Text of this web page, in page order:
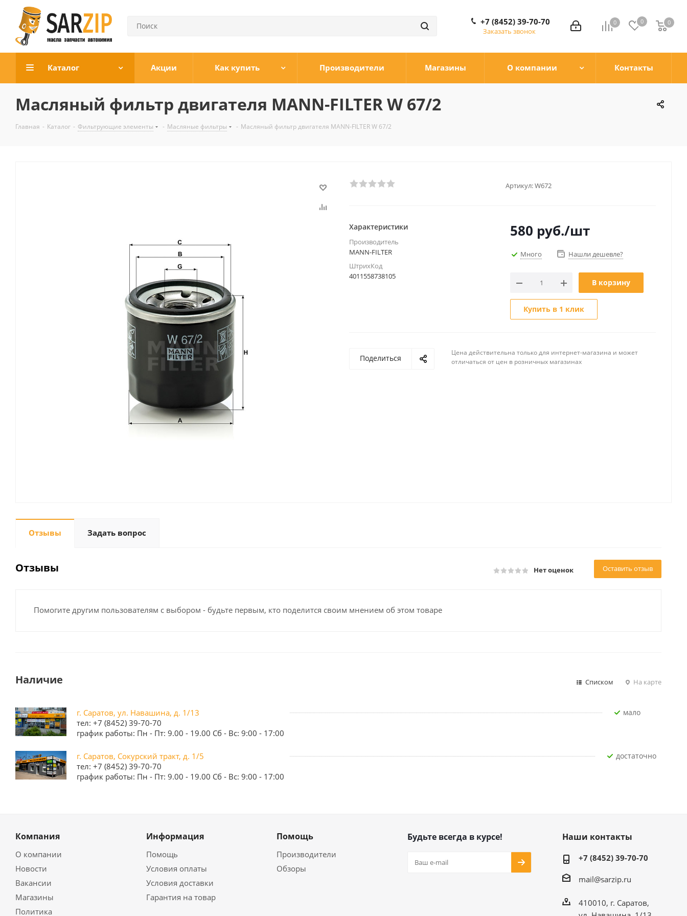
0 0 0
0
+7 (8452) 39-70-70
Заказать звонок
Каталог Акции Как купить Производители Магазины О компании Контакты
Масляный фильтр двигателя MANN-FILTER W 67/2
Главная - Каталог - Фильтрующие элементы - Масляные фильтры - Масляный фильтр двигателя MANN-FILTER W 67/2
Артикул:W672
Характеристики
Производитель
MANN-FILTER
ШтрихКод
4011558738105
580 руб./шт
Много Нашли дешевле?
В корзину
Купить в 1 клик
Поделиться
Цена действительна только для интернет-магазина и может
отличаться от цен в розничных магазинах
Отзывы Задать вопрос
Отзывы Нет оценок Оставить отзыв
Помогите другим пользователям с выбором - будьте первым, кто поделится своим мнением об этом товаре
Наличие Списком На карте
г. Саратов, ул. Навашина, д. 1/13
тел: +7 (8452) 39-70-70
график работы: Пн - Пт: 9.00 - 19.00 Сб - Вс: 9:00 - 17:00
Мало
г. Саратов, Сокурский тракт, д. 1/5
тел: +7 (8452) 39-70-70
график работы: Пн - Пт: 9.00 - 19.00 Сб - Вс: 9:00 - 17:00
Достаточно
Компания
О компании
Новости
Вакансии
Магазины
Политика
Информация
Помощь
Условия оплаты
Условия доставки
Гарантия на товар
Помощь
Производители
Обзоры
Будьте всегда в курсе! Наши контакты
+7 (8452) 39-70-70
mail@sarzip.ru
410010, г. Саратов,